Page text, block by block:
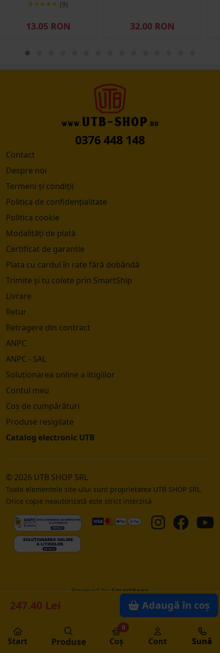
(9)
13.05 RON 32.00 RON
0376 448 148
Contact
Despre noi
Termeni și condiții
Politica de confidențialitate
Politica cookie
Modalități de plată
Certificat de garantie
Plata cu cardul în rate fără dobândă
Trimite și tu colete prin SmartShip
Livrare
Retur
Retragere din contract
ANPC
ANPC - SAL
Soluționarea online a litigiilor
Contul meu
Coș de cumpărături
Produse resigilate
Catalog electronic UTB
© 2026 UTB SHOP SRL
Toate elementele site-ului sunt proprietatea UTB SHOP SRL.
Orice copie neautorizată este strict interzisă
Powered bySmartKeep
247.40 Lei Adaugă în coș
Start Produse Coș
0
Cont Sună